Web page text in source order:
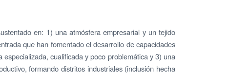
en: 1) una atmósfera empresarial y un tejido
que han fomentado el desarrollo de capacidades
cualificada y poco problemática y 3) una
formando distritos industriales (inclusión hecha